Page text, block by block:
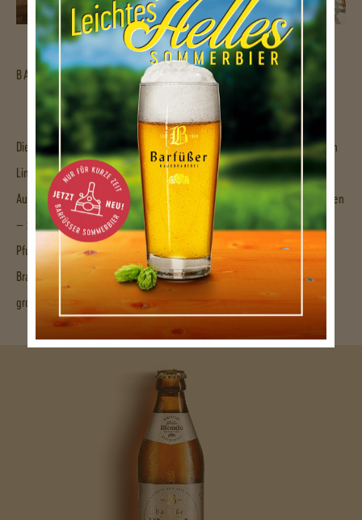
BARFÜSSER HAUSBRAUEREI PFULLENDORF
Die historische Stadt Pfullendorf liegt nahe des Bodensees im schönen
Linzgau. Durch die zentrale Lage bietet Pfullendorf den idealen
Ausgangspunkt für erlebnisreiche Ausflüge und kulinarische Exkursionen
– zum Beispiel in die Barfüßer Hausbrauerei, die sich den ehemaligen
Pfullendorfer Bahnhof zur Heimat gemacht hat. Beim Bau der
Braumanufaktur wurde das Bahnhofsareal nachempfunden. Sogar der
große Spielplatz mit Lok und angehängtem Waggon erinnert daran.